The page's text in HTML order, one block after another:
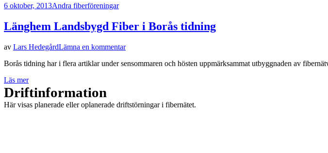
Publicerad
6 oktober, 2013Andra fiberföreningar
Länghem Landsbygd Fiber i Borås tidning
av Lars HedegårdLämna en kommentarpå
Landsbygd
Borås tidning har i flera artiklar under sensommaren och hösten uppmärksammat utbyggnaden av
Läs mer
Driftinformation
Här visas planerade eller oplanerade driftstörningar i fibernätet.